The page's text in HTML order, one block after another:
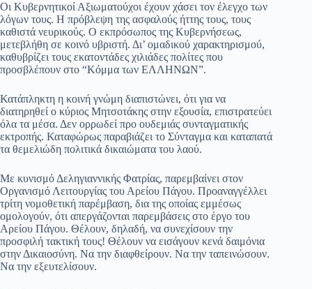
Οι Κυβερνητικοί Αξιωματούχοι έχουν χάσει τον έλεγχο των
λόγων τους. Η πρόβλεψη της ασφαλούς ήττης τους, τους
καθιστά νευρικούς. Ο εκπρόσωπος της Κυβερνήσεως,
μετεβλήθη σε κοινό υβριστή. Δι’ ομαδικού χαρακτηρισμού,
καθυβρίζει τους εκατοντάδες χιλιάδες πολίτες που
προσβλέπουν στο “Κόμμα των ΕΛΛΗΝΩΝ”.
Κατάπληκτη η κοινή γνώμη διαπιστώνει, ότι για να
διατηρηθεί ο κύριος Μητσοτάκης στην εξουσία, επιστρατεύει
όλα τα μέσα. Δεν ορρωδεί προ ουδεμιάς συνταγματικής
εκτροπής. Καταφώρως παραβιάζει το Σύνταγμα και καταπατά
τα θεμελιώδη πολιτικά δικαιώματα του λαού.
Με κυνισμό Δεληγιαννικής Φατρίας, παρεμβαίνει στον
Οργανισμό Λειτουργίας του Αρείου Πάγου. Προαναγγέλλει
τρίτη νομοθετική παρέμβαση, δια της οποίας εμμέσως
ομολογούν, ότι απεργάζονται παρεμβάσεις στο έργο του
Αρείου Πάγου. Θέλουν, δηλαδή, να συνεχίσουν την
προσφιλή τακτική τους! Θέλουν να εισάγουν κενά δαιμόνια
στην Δικαιοσύνη. Να την διαφθείρουν. Να την ταπεινώσουν.
Να την εξευτελίσουν.